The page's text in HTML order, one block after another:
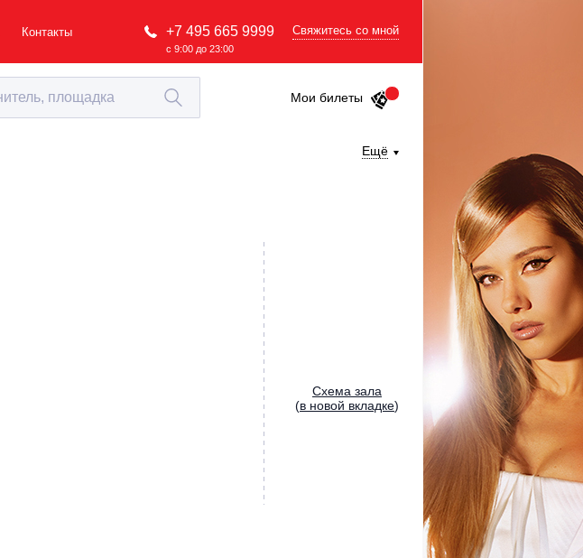
Контакты +7 495 665 9999
с 9:00 до 23:00
Свяжитесь со мной
Мои билеты
Ещё
Cхема зала
(в новой вкладке)